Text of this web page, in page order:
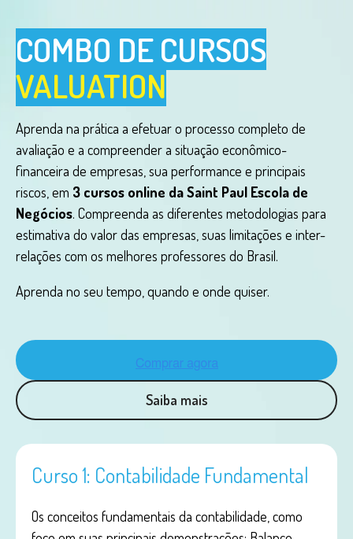
COMBO DE CURSOS
VALUATION
Aprenda na prática a efetuar o processo completo de
avaliação e a compreender a situação econômico-
financeira de empresas, sua performance e principais
riscos, em 3 cursos online da Saint Paul Escola de
Negócios. Compreenda as diferentes metodologias para
estimativa do valor das empresas, suas limitações e inter-
relações com os melhores professores do Brasil.
Aprenda no seu tempo, quando e onde quiser.
Saiba mais
Curso 1: Contabilidade Fundamental
Os conceitos fundamentais da contabilidade, como